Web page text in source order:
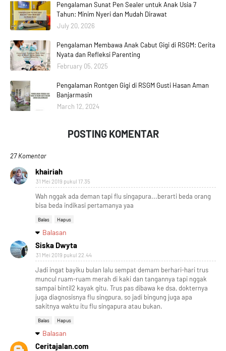
Pengalaman Sunat Pen Sealer untuk Anak Usia 7
Tahun: Minim Nyeri dan Mudah Dirawat
July 20, 2026
Pengalaman Membawa Anak Cabut Gigi di RSGM: Cerita
Nyata dan Refleksi Parenting
February 05, 2025
Pengalaman Rontgen Gigi di RSGM Gusti Hasan Aman
Banjarmasin
March 12, 2024
POSTING KOMENTAR
27 Komentar
khairiah
31 Mei 2019 pukul 17.35
Wah nggak ada deman tapi flu singapura...berarti beda orang
bisa beda indikasi pertamanya yaa
Balas Hapus
Balasan
Siska Dwyta
31 Mei 2019 pukul 22.44
Jadi ingat bayiku bulan lalu sempat demam berhari-hari trus
muncul ruam-ruam merah di kaki dan tangannya tapi nggak
sampai bintil2 kayak gitu. Trus pas dibawa ke dsa, dokternya
juga diagnosisnya flu singpura, so jadi bingung juga apa
sakitnya waktu itu flu singapura atau bukan.
Balas Hapus
Balasan
Ceritajalan.com